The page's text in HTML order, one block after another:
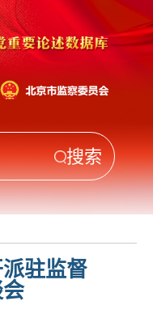
驻监督